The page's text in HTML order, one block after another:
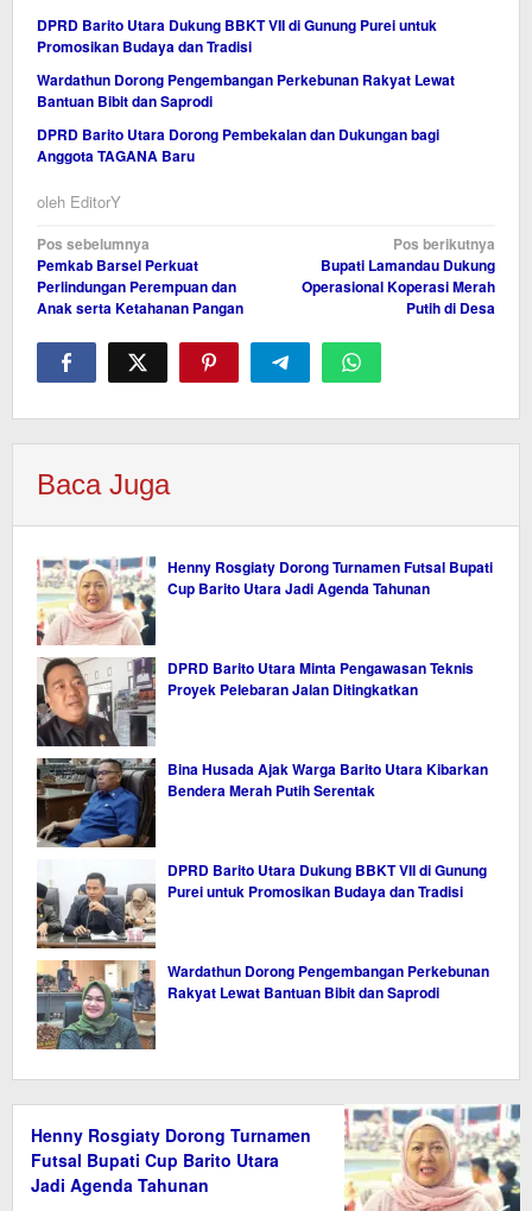
DPRD Barito Utara Dukung BBKT VII di Gunung Purei untuk
Promosikan Budaya dan Tradisi
Wardathun Dorong Pengembangan Perkebunan Rakyat Lewat
Bantuan Bibit dan Saprodi
DPRD Barito Utara Dorong Pembekalan dan Dukungan bagi
Anggota TAGANA Baru
oleh EditorY
Navigasi
pos
Pos sebelumnya
Pemkab Barsel Perkuat
Perlindungan Perempuan dan
Anak serta Ketahanan Pangan
Pos berikutnya
Bupati Lamandau Dukung
Operasional Koperasi Merah
Putih di Desa
Baca Juga
Henny Rosgiaty Dorong Turnamen Futsal Bupati
Cup Barito Utara Jadi Agenda Tahunan
DPRD Barito Utara Minta Pengawasan Teknis
Proyek Pelebaran Jalan Ditingkatkan
Bina Husada Ajak Warga Barito Utara Kibarkan
Bendera Merah Putih Serentak
DPRD Barito Utara Dukung BBKT VII di Gunung
Purei untuk Promosikan Budaya dan Tradisi
Wardathun Dorong Pengembangan Perkebunan
Rakyat Lewat Bantuan Bibit dan Saprodi
Henny Rosgiaty Dorong Turnamen
Futsal Bupati Cup Barito Utara
Jadi Agenda Tahunan